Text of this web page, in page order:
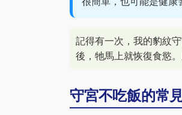
記得有一次，我的豹紋
後，牠馬上就恢復食慾
守宮不吃飯的常